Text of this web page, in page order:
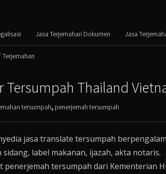
Jasa Terjemahan Dokumen Jasa
Terjemahan
Tersumpah Thailand
tersumpah, penerjemah tersumpah
jasa translate tersumpah
label makanan, ijazah, akta notaris.
tersumpah dari Kementerian